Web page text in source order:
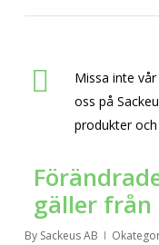
Missa inte
oss på
produkter
gäller från
By Sackeus AB